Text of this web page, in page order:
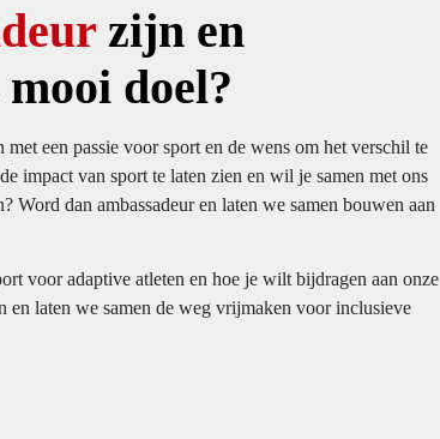
zijn en
doel?
een passie voor sport en de wens om het verschil te
impact van sport te laten zien en wil je samen met ons
Word dan ambassadeur en laten we samen bouwen aan
voor adaptive atleten en hoe je wilt bijdragen aan onze
en laten we samen de weg vrijmaken voor inclusieve